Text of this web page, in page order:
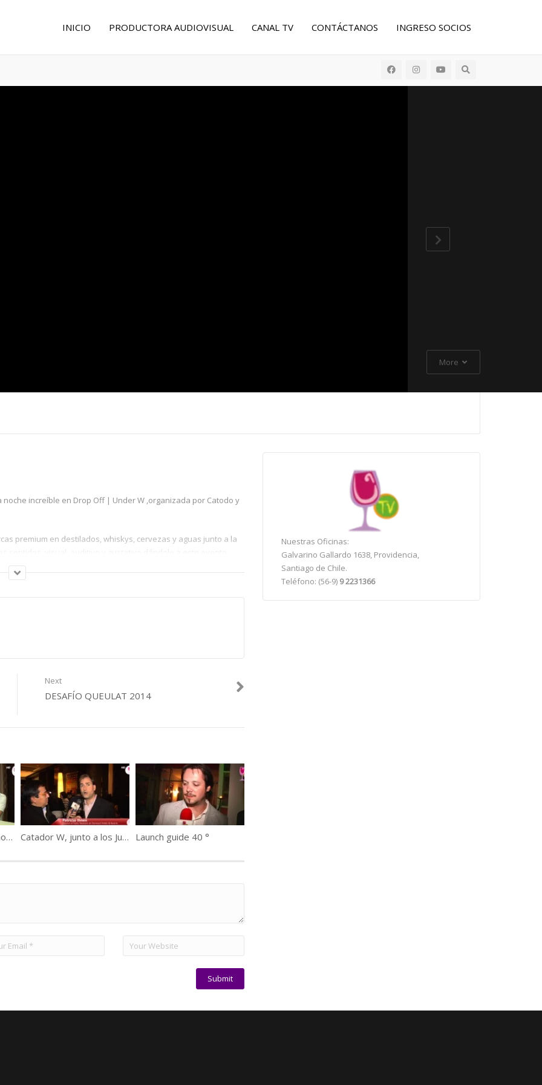
INICIO PRODUCTORA AUDIOVISUAL CANAL TV CONTÁCTANOS INGRESO SOCIOS
More
increíble en Drop Off | Under W ,organizada por Catodo y
premium en destilados, whiskys, cervezas y aguas junto a la
sentidos, visual, auditivo y gustativo dándole a este evento
para mezclarlo con arte y música. La propuesta abarca
exquisitos vinos de destacadas bodegas, obras de arte de la
Next
DESAFÍO QUEULAT 2014
Vino a Seducir: hoy Conoceremos más de Christopher Manhey Catador W, junto a los Jurados Launch guide 40 °
Nuestras Oficinas:
Galvarino Gallardo 1638, Providencia,
Santiago de Chile.
Teléfono: (56-9) 9 2231366